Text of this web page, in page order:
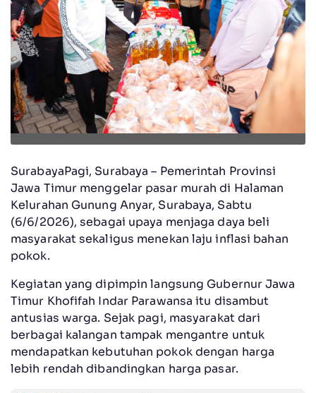
SurabayaPagi, Surabaya – Pemerintah Provinsi
Jawa Timur menggelar pasar murah di Halaman
Kelurahan Gunung Anyar, Surabaya, Sabtu
(6/6/2026), sebagai upaya menjaga daya beli
masyarakat sekaligus menekan laju inflasi bahan
pokok.
Kegiatan yang dipimpin langsung Gubernur Jawa
Timur Khofifah Indar Parawansa itu disambut
antusias warga. Sejak pagi, masyarakat dari
berbagai kalangan tampak mengantre untuk
mendapatkan kebutuhan pokok dengan harga
lebih rendah dibandingkan harga pasar.